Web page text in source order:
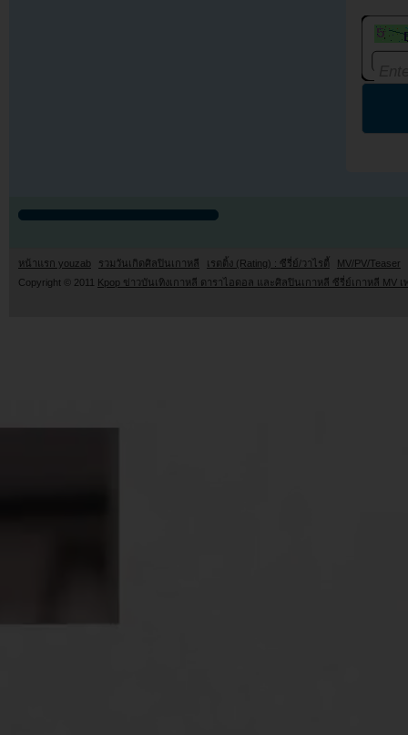
หน้าแรก youzab รวมวันเกิดศิลปินเกาหลี เรตติ้ง (Rating) : ซีรี่ย์/วาไรตี้
MV/PV/Teaser
Copyright © 2011 Kpop ข่าวบันเทิงเกาหลี ดาราไอดอล และศิลปินเกาหลี ซีรี่ย์เกาหลี MV